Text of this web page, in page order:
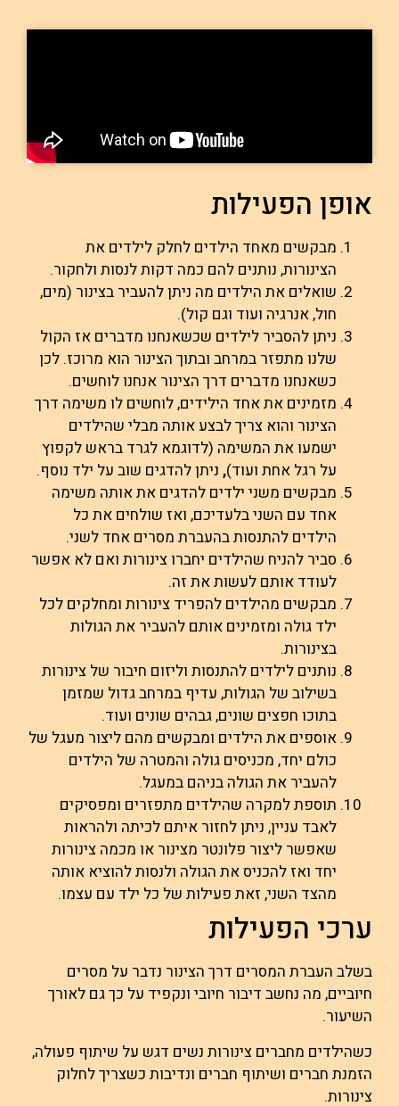
אופן הפעילות
מבקשים מאחד הילדים לחלק לילדים את
הצינורות, נותנים להם כמה דקות לנסות ולחקור.
שואלים את הילדים מה ניתן להעביר בצינור (מים,
חול, אנרגיה ועוד וגם קול).
ניתן להסביר לילדים שכשאנחנו מדברים אז הקול
שלנו מתפזר במרחב ובתוך הצינור הוא מרוכז. לכן
כשאנחנו מדברים דרך הצינור אנחנו לוחשים.
מזמינים את אחד הילידים, לוחשים לו משימה דרך
הצינור והוא צריך לבצע אותה מבלי שהילדים
ישמעו את המשימה (לדוגמא לגרד בראש לקפוץ
על רגל אחת ועוד), ניתן להדגים שוב על ילד נוסף.
מבקשים משני ילדים להדגים את אותה משימה
אחד עם השני בלעדיכם, ואז שולחים את כל
הילדים להתנסות בהעברת מסרים אחד לשני.
סביר להניח שהילדים יחברו צינורות ואם לא אפשר
לעודד אותם לעשות את זה.
מבקשים מהילדים להפריד צינורות ומחלקים לכל
ילד גולה ומזמינים אותם להעביר את הגולות
בצינורות.
נותנים לילדים להתנסות וליזום חיבור של צינורות
בשילוב של הגולות, עדיף במרחב גדול שמזמן
בתוכו חפצים שונים, גבהים שונים ועוד.
אוספים את הילדים ומבקשים מהם ליצור מעגל של
כולם יחד, מכניסים גולה והמטרה של הילדים
להעביר את הגולה בניהם במעגל.
תוספת למקרה שהילדים מתפזרים ומפסיקים
לאבד עניין, ניתן לחזור איתם לכיתה ולהראות
שאפשר ליצור פלונטר מצינור או מכמה צינורות
יחד ואז להכניס את הגולה ולנסות להוציא אותה
מהצד השני, זאת פעילות של כל ילד עם עצמו.
ערכי הפעילות
בשלב העברת המסרים דרך הצינור נדבר על מסרים
חיוביים, מה נחשב דיבור חיובי ונקפיד על כך גם לאורך
השיעור.
כשהילדים מחברים צינורות נשים דגש על שיתוף פעולה,
הזמנת חברים ושיתוף חברים ונדיבות כשצריך לחלוק
צינורות.